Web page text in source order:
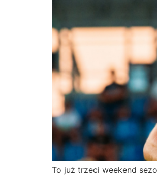
To już trzeci weekend